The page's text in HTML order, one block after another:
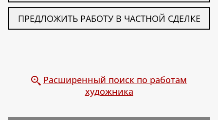
ПРЕДЛОЖИТЬ РАБОТУ В ЧАСТНОЙ СДЕЛКЕ
Расширенный поиск по работам
художника